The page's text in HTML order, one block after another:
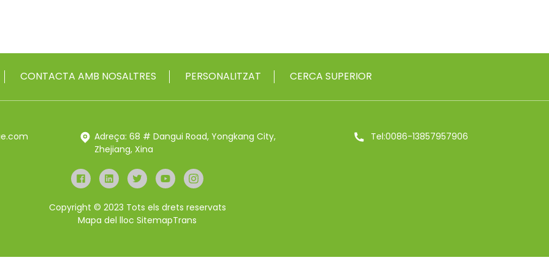
CONTACTA AMB NOSALTRES PERSONALITZAT CERCA SUPERIOR
Adreça: 68 # Dangui Road, Yongkang City,
Zhejiang, Xina
Tel:0086-13857957906
Copyright © 2023 Tots els drets reservats
Mapa del lloc SitemapTrans